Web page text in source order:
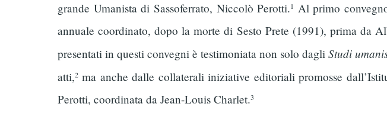
grande Umanista di Sassoferrato, Niccolò Perotti.1 Al primo
annuale coordinato, dopo la morte di Sesto Prete (1991), prima
presentati in questi convegni è testimoniata non solo dagli Studi
atti,2 ma anche dalle collaterali iniziative editoriali promosse
Perotti, coordinata da Jean-Louis Charlet.3